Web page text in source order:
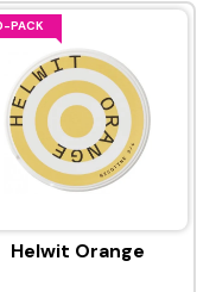
PACK
Helwit Orange